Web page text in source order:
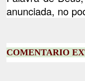
anunciada, no
COMENTARIO